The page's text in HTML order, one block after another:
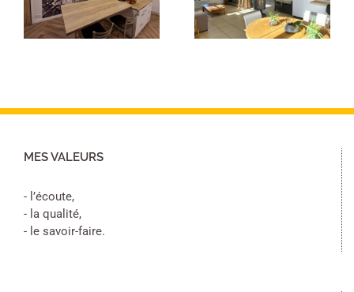
de vie
cuisine
MES VALEURS
- l’écoute,
- la qualité,
- le savoir-faire.